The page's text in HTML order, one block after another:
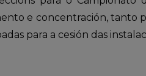
e concentración, tanto
para a cesión das